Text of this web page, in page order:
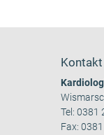
Kontakt
Tel:0381
Fax: